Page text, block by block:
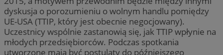
dyskusja o porozumieniu o wolnym handlu pomiędzy
UE-USA (TTIP, który jest obecnie negocjowany).
Uczestnicy wspólnie zastanowią się, jak TTIP wpłynie na
młodych przedsiębiorców. Podczas spotkania
utworzone mają być postulaty do późniejszego